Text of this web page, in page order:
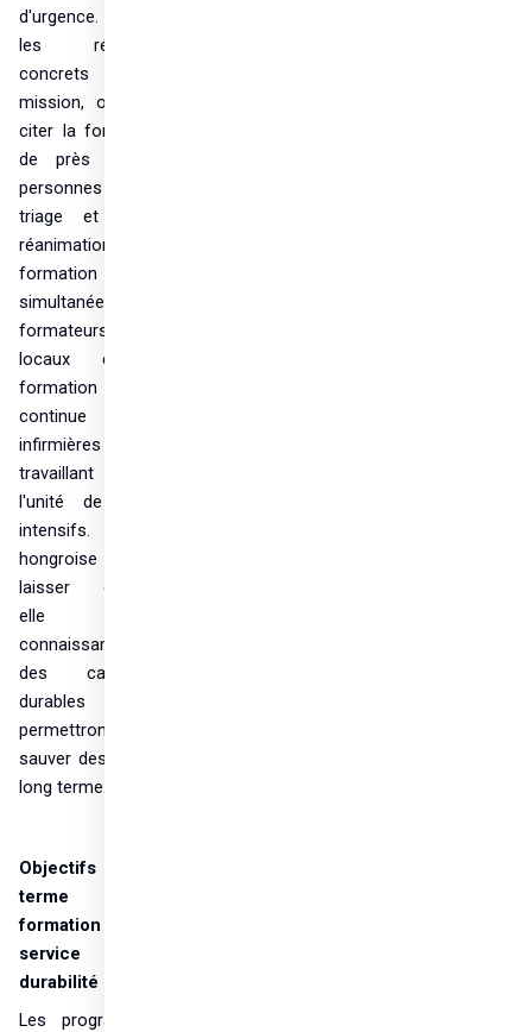
d'urgence. Parmi
les résultats
concrets de la
mission, on peut
citer la formation
de près de 50
personnes au
triage et à la
réanimation, la
formation
simultanée de 10
formateurs
locaux et la
formation
continue de 10
infirmières
travaillant dans
l'unité de soins
intensifs. L'aide
hongroise vise à
laisser derrière
elle des
connaissances et
des capacités
durables qui
permettront de
sauver des vies à
long terme.
Objectifs à long
terme – la
formation au
service de la
durabilité
Les programmes